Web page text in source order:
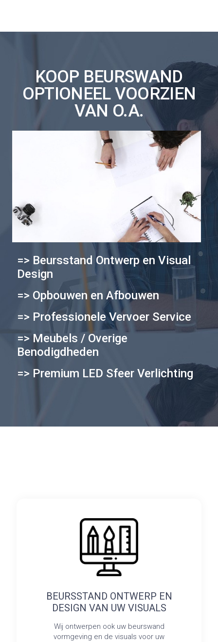
KOOP BEURSWAND
OPTIONEEL VOORZIEN
VAN O.A.
=> Beursstand Ontwerp en Visual
Design
=> Opbouwen en Afbouwen
=> Professionele Vervoer Service
=> Meubels / Overige
Benodigdheden
=> Premium LED Sfeer Verlichting
BEURSSTAND ONTWERP EN
DESIGN VAN UW VISUALS
Wij ontwerpen ook uw beurswand
vormgeving en de visuals voor uw